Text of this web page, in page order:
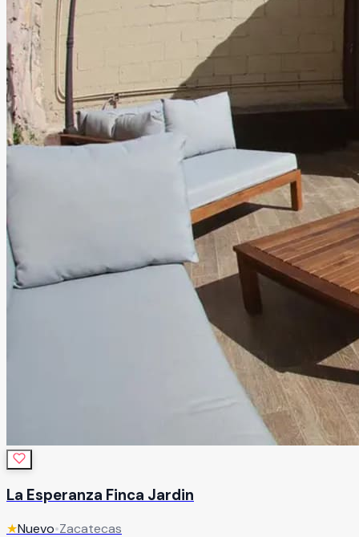
La Esperanza Finca Jardin
★Nuevo•Zacatecas